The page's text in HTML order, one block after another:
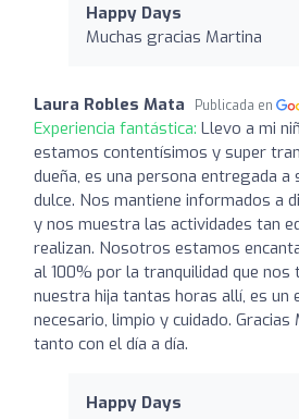
Happy Days
Muchas gracias Martina
Laura Robles Mata Publicada en
Experiencia fantástica: Llevo a mi
estamos contentísimos y super
dueña, es una persona entregada
dulce. Nos mantiene informados a
y nos muestra las actividades tan
realizan. Nosotros estamos
al 100% por la tranquilidad que nos
nuestra hija tantas horas allí, es un
necesario, limpio y cuidado.
tanto con el día a día.
Happy Days